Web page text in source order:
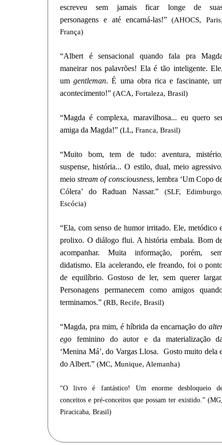
escreveu sem jamais ficar longe de
personagens e até encarná-las!”(AHOCS, Paris,
França)
“Albert é sensacional quando fala pra Magda
maneirar nos palavrões! Ela é tão inteligente. Ele,
umgentleman. É uma obra rica e fascinante,
acontecimento!” (ACA, Fortaleza, Brasil)
“Magda é complexa, maravilhosa... eu quero
amiga da Magda!” (LL, Franca, Brasil)
“Muito bom, tem de tudo: aventura, mistério,
suspense, história... O estilo, dual, meio agressivo,
meiostream of consciousness, lembra ‘Um Copo
Cólera’ do Raduan Nassar.” (SLF, Edimburgo,
Escócia)
“Ela, com senso de humor irritado. Ele, metódico
prolixo. O diálogo flui. A história embala. Bom
acompanhar. Muita informação, porém,
didatismo. Ela acelerando, ele freando, foi o
de equilíbrio. Gostoso de ler, sem querer largar.
Personagens permanecem como amigos
terminamos.” (RB, Recife, Brasil)
“Magda, pra mim, é híbrida da encarnação do
ego feminino do autor e da materialização da
‘Menina Má’, do Vargas Llosa. Gosto muito dela
do Albert.” (MC, Munique, Alemanha)
“O livro é fantástico! Um enorme desbloqueio
conceitos e pré-conceitos que possam ter existido.”(MG,
Piracicaba, Brasil)